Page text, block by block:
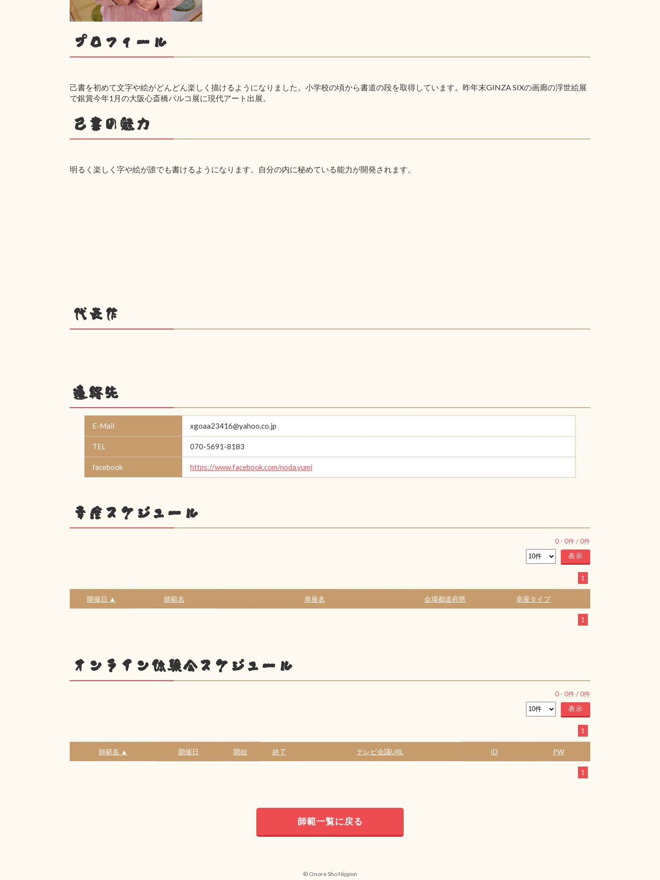
プロフィール
己書を初めて文字や絵がどんどん楽しく描けるようになりました。小学校の頃から書道の段を取得しています。昨年末GINZA SIXの画廊の浮世絵展
で銀賞今年1月の大阪心斎橋パルコ展に現代アート出展。
己書の魅力
明るく楽しく字や絵が誰でも書けるようになります。自分の内に秘めている能力が開発されます。
代表作
連絡先
E-Mail xgoaa23416@yahoo.co.jp
TEL 070-5691-8183
facebook https://www.facebook.com/noda.yumi
幸座スケジュール
0 - 0件 /0件
1
開催日 ▲ 師範名 幸座名 会場都道府県 幸座タイプ
1
オンライン体験会スケジュール
0 - 0件 /0件
1
師範名 ▲ 開催日 開始 終了 テレビ会議URL ID PW
1
師範一覧に戻る
© Onore Sho Nippon